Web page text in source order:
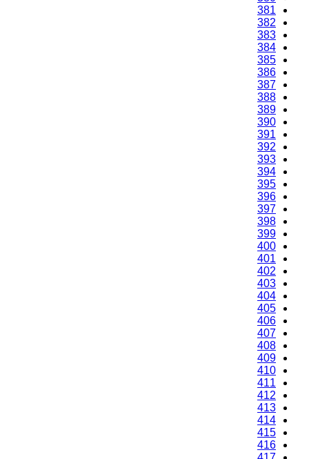
381
382
383
384
385
386
387
388
389
390
391
392
393
394
395
396
397
398
399
400
401
402
403
404
405
406
407
408
409
410
411
412
413
414
415
416